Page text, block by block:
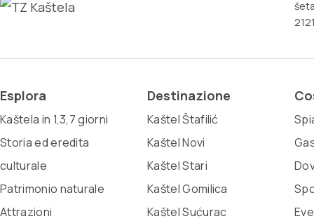
Esplora
Kaštela in 1,3,7 giorni
Storia ed eredita
culturale
Patrimonio naturale
Attrazioni
Destinazione
Kaštel Štafilić
Kaštel Novi
Kaštel Stari
Kaštel Gomilica
Kaštel Sućurac